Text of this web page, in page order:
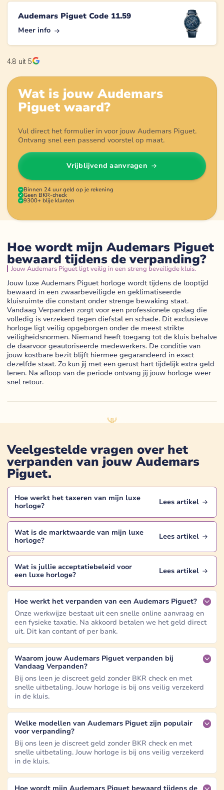
Audemars Piguet Code 11.59
Meer info
4.8 uit 5
Wat is jouw Audemars
Piguet waard?
Vul direct het formulier in voor jouw Audemars Piguet.
Ontvang snel een passend voorstel op maat.
Vrijblijvend aanvragen
Binnen 24 uur geld op je rekening
Geen BKR-check
9300+ blije klanten
Hoe wordt mijn Audemars Piguet
bewaard tijdens de verpanding?
Jouw Audemars Piguet ligt veilig in een streng beveiligde kluis.
Jouw luxe Audemars Piguet horloge wordt tijdens de looptijd
bewaard in een zwaarbeveiligde en geklimatiseerde
kluisruimte die constant onder strenge bewaking staat.
Vandaag Verpanden zorgt voor een professionele opslag die
volledig is verzekerd tegen diefstal en schade. Dit exclusieve
horloge ligt veilig opgeborgen onder de meest strikte
veiligheidsnormen. Niemand heeft toegang tot de kluis behalve
de daarvoor geautoriseerde medewerkers. De conditie van
jouw kostbare bezit blijft hiermee gegarandeerd in exact
dezelfde staat. Zo kun jij met een gerust hart tijdelijk extra geld
lenen. Na afloop van de periode ontvang jij jouw horloge weer
snel retour.
Veelgestelde vragen over het
verpanden van jouw Audemars
Piguet.
Hoe werkt het taxeren van mijn luxe
horloge? Lees artikel
Wat is de marktwaarde van mijn luxe
horloge? Lees artikel
Wat is jullie acceptatiebeleid voor
een luxe horloge? Lees artikel
Hoe werkt het verpanden van een Audemars Piguet?
Onze werkwijze bestaat uit een snelle online aanvraag en
een fysieke taxatie. Na akkoord betalen we het geld direct
uit. Dit kan contant of per bank.
Waarom jouw Audemars Piguet verpanden bij
Vandaag Verpanden?
Bij ons leen je discreet geld zonder BKR check en met
snelle uitbetaling. Jouw horloge is bij ons veilig verzekerd
in de kluis.
Welke modellen van Audemars Piguet zijn populair
voor verpanding?
Bij ons leen je discreet geld zonder BKR check en met
snelle uitbetaling. Jouw horloge is bij ons veilig verzekerd
in de kluis.